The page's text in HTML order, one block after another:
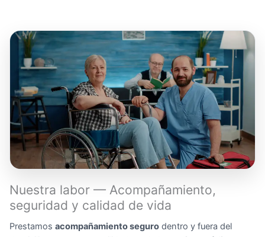
Nuestra labor — Acompañamiento,
seguridad y calidad de vida
Prestamos acompañamiento seguro dentro y fuera del